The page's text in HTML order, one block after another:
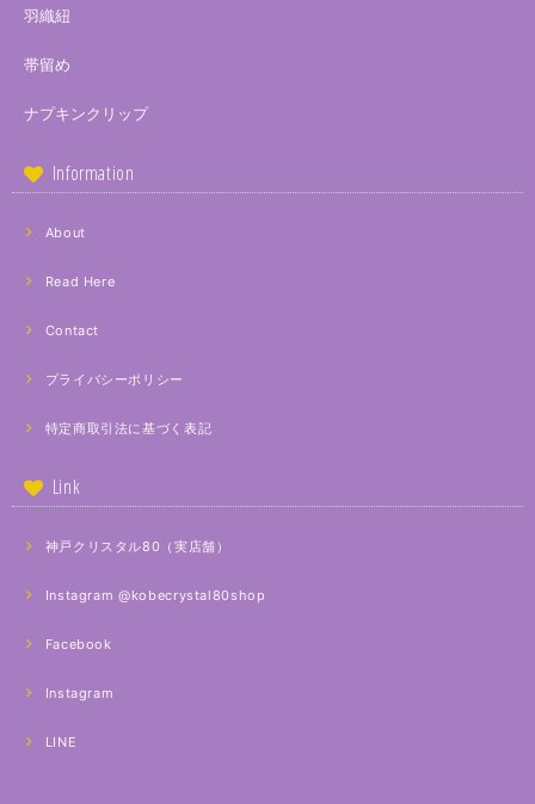
羽織紐
帯留め
ナプキンクリップ
Information
About
Read Here
Contact
プライバシーポリシー
特定商取引法に基づく表記
Link
神戸クリスタル80（実店舗）
Instagram @kobecrystal80shop
Facebook
Instagram
LINE